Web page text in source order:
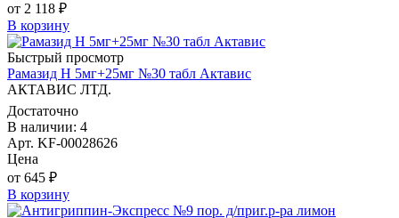
от 2 118 ₽
В корзину
Быстрый просмотр
Рамазид Н 5мг+25мг №30 табл Актавис
АКТАВИС ЛТД.
Достаточно
В наличии: 4
Арт. KF-00028626
Цена
от 645 ₽
В корзину